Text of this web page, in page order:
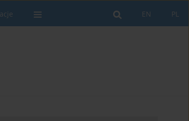
PL
EN